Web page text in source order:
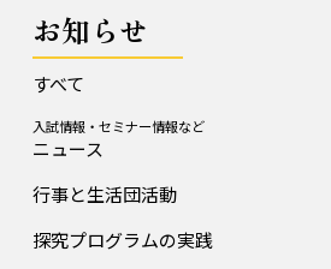
お知らせ
すべて
入試情報・セミナー情報など
ニュース
行事と生活団活動
探究プログラムの実践